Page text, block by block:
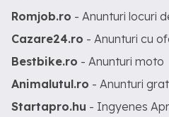
Romjob.ro - Anunturi locuri
Cazare24.ro - Anunturi cu
Bestbike.ro - Anunturi moto
Animalutul.ro - Anunturi
Startapro.hu - Ingyenes